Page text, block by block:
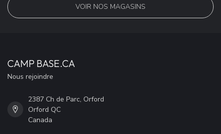
VOIR NOS MAGASINS
CAMP BASE.CA
Nous rejoindre
2387 Ch de Parc, Orford
Orford QC
Canada